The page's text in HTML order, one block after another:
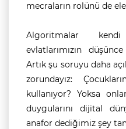
mecraların rolünü de
Algoritmalar
evlatlarımızın
Artık şu soruyu daha
zorundayız:
kullanıyor? Yoksa
duygularını dijital
anafor dediğimiz şey